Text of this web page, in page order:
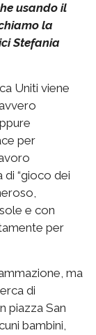
usando il
la
Stefania
Uniti viene
per
“gioco dei
e con
per
ma
di
piazza San
bambini,